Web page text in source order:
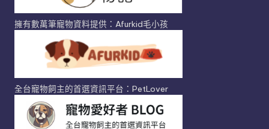
擁有數萬筆寵物資料提供：Afurkid毛小孩
全台寵物飼主的首選資訊平台：PetLover